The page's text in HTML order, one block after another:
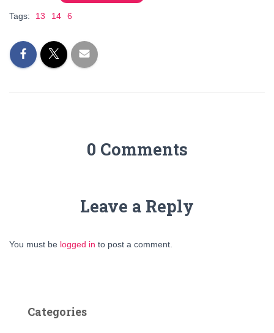
Tags: 13 14 6
0 Comments
Leave a Reply
You must be logged in to post a comment.
Categories